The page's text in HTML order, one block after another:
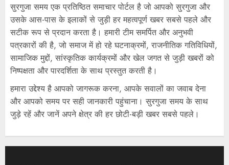
सुरगुजा समय एक प्रतिष्ठित समाचार पोर्टल है जो आपको सुरगुजा और
उसके आस-पास के इलाकों से जुड़ी हर महत्वपूर्ण खबर सबसे पहले और
सटीक रूप से प्रदान करता है। हमारी टीम समर्पित और अनुभवी
पत्रकारों की है, जो समाज में हो रहे घटनाक्रमों, राजनीतिक गतिविधियों,
सामाजिक मुद्दों, सांस्कृतिक कार्यक्रमों और खेल जगत से जुड़ी खबरों को
निष्पक्षता और पारदर्शिता के साथ प्रस्तुत करती है।
हमारा उद्देश्य है आपको जागरूक करना, आपके सवालों का जवाब देना
और आपको समय पर सही जानकारी पहुंचाना। सुरगुजा समय के साथ
जुड़े रहें और जानें अपने क्षेत्र की हर छोटी-बड़ी खबर सबसे पहले।